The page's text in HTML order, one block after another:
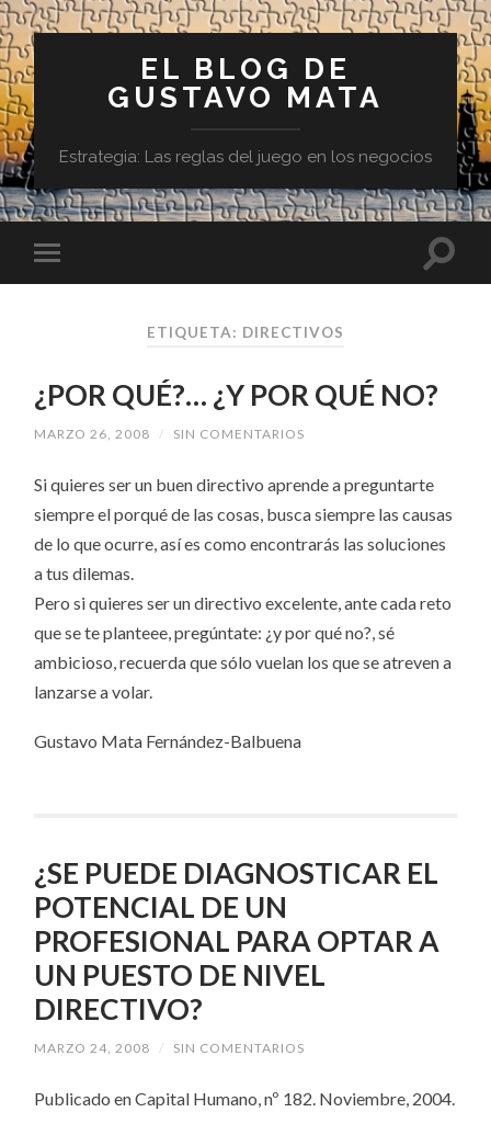
EL BLOG DE
GUSTAVO MATA
Estrategia: Las reglas del juego en los negocios
ETIQUETA: DIRECTIVOS
¿POR QUÉ?… ¿Y POR QUÉ NO?
MARZO 26, 2008 / SIN COMENTARIOS
Si quieres ser un buen directivo aprende a preguntarte
siempre el porqué de las cosas, busca siempre las causas
de lo que ocurre, así es como encontrarás las soluciones
a tus dilemas.
Pero si quieres ser un directivo excelente, ante cada reto
que se te planteee, pregúntate: ¿y por qué no?, sé
ambicioso, recuerda que sólo vuelan los que se atreven a
lanzarse a volar.
Gustavo Mata Fernández-Balbuena
¿SE PUEDE DIAGNOSTICAR EL
POTENCIAL DE UN
PROFESIONAL PARA OPTAR A
UN PUESTO DE NIVEL
DIRECTIVO?
MARZO 24, 2008 / SIN COMENTARIOS
Publicado en Capital Humano, nº 182. Noviembre, 2004.